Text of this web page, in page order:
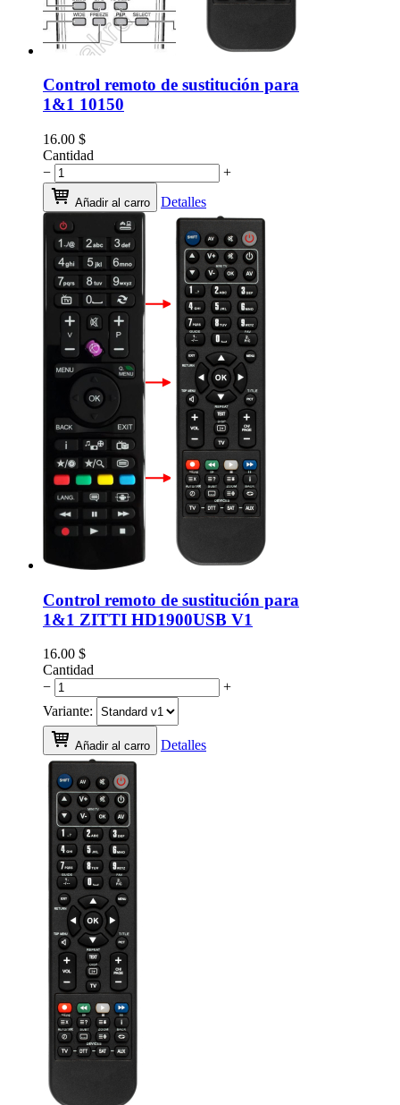
Control remoto de sustitución para
1&1 10150
16.00 $
Cantidad
−
+
Añadir al carro Detalles
Control remoto de sustitución para
1&1 ZITTI HD1900USB V1
16.00 $
Cantidad
−
+
Variante:
Añadir al carro Detalles